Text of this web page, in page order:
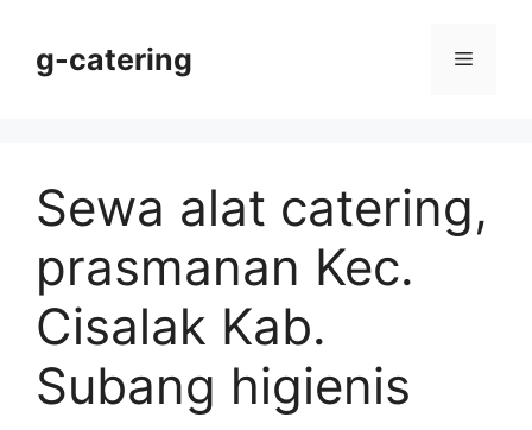
contentg-catering Menu
Sewa alat catering,
prasmanan Kec.
Cisalak Kab.
Subang higienis